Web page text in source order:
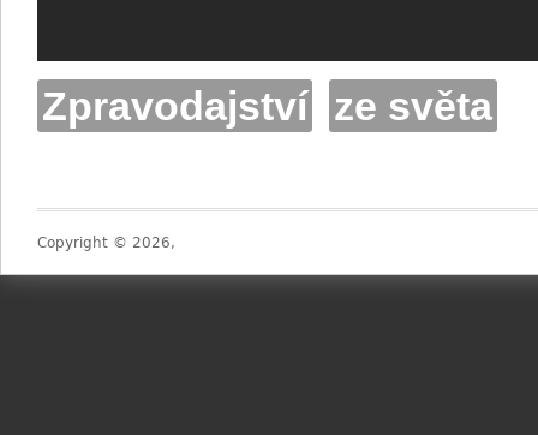
Zpravodajství ze světa
Copyright © 2026,